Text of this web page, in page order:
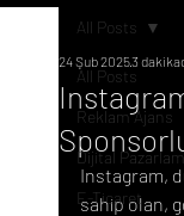
All Posts
Reklam Ajans
Dijital
E-Ticaret
All Posts
24 Şub 20253
Instagram,
sahip olan,